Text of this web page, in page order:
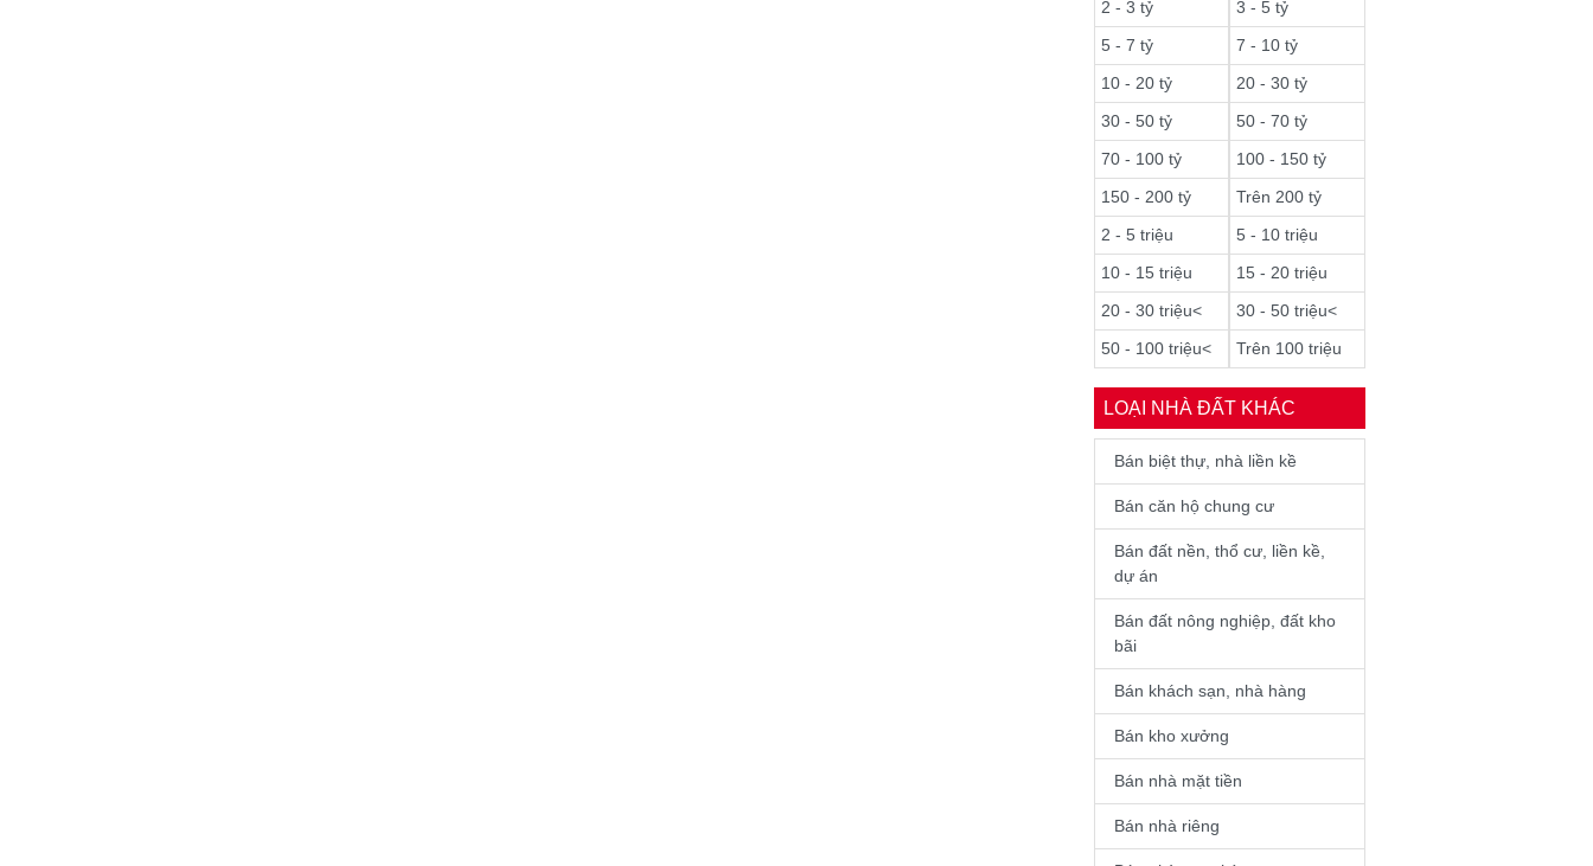
2 - 3 tỷ
3 - 5 tỷ
5 - 7 tỷ
7 - 10 tỷ
10 - 20 tỷ
20 - 30 tỷ
30 - 50 tỷ
50 - 70 tỷ
70 - 100 tỷ
100 - 150 tỷ
150 - 200 tỷ
Trên 200 tỷ
2 - 5 triệu
5 - 10 triệu
10 - 15 triệu
15 - 20 triệu
20 - 30 triệu<
30 - 50 triệu<
50 - 100 triệu<
Trên 100 triệu
LOẠI NHÀ ĐẤT KHÁC
Bán biệt thự, nhà liền kề
Bán căn hộ chung cư
Bán đất nền, thổ cư, liền kề,
dự án
Bán đất nông nghiệp, đất kho
bãi
Bán khách sạn, nhà hàng
Bán kho xưởng
Bán nhà mặt tiền
Bán nhà riêng